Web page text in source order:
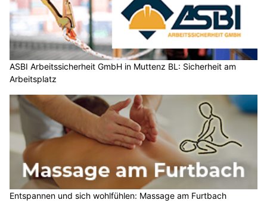
ASBI Arbeitssicherheit GmbH in Muttenz BL: Sicherheit am
Arbeitsplatz
Entspannen und sich wohlfühlen: Massage am Furtbach